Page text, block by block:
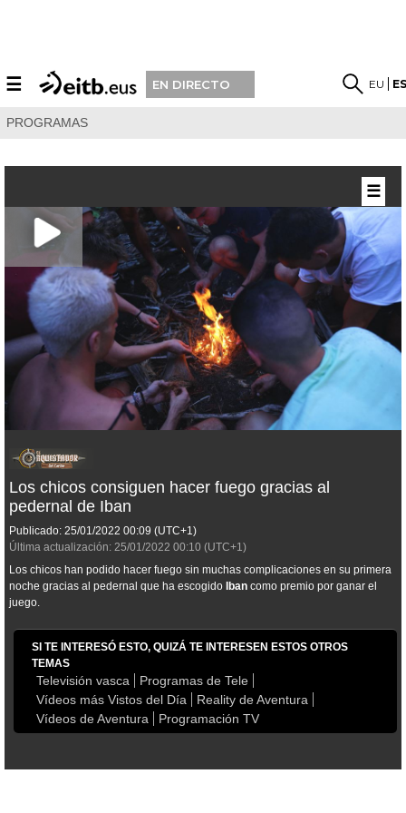
☰ EN DIRECTO EU
PROGRAMAS
Los chicos consiguen hacer fuego gracias al
pedernal de Iban
Publicado: 25/01/2022 00:09 (UTC+1)
Última actualización: 25/01/2022 00:10 (UTC+1)
Los chicos han podido hacer fuego sin muchas complicaciones en su primera
noche gracias al pedernal que ha escogido Iban como premio por ganar el
juego.
SI TE INTERESÓ ESTO, QUIZÁ TE INTERESEN ESTOS OTROS
TEMAS
Televisión vasca
Programas de Tele
Vídeos más Vistos del Día
Reality de Aventura
Vídeos de Aventura
Programación TV
☰